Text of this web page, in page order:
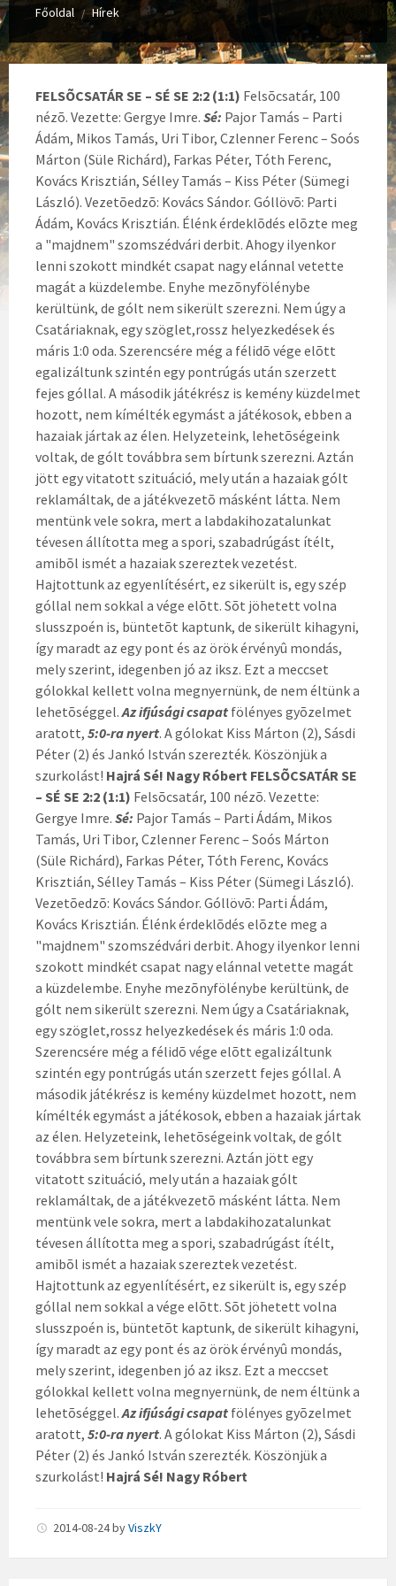
Főoldal / Hírek
FELSÕCSATÁR SE – SÉ SE 2:2 (1:1) Felsõcsatár, 100
nézõ. Vezette: Gergye Imre. Sé: Pajor Tamás – Parti
Ádám, Mikos Tamás, Uri Tibor, Czlenner Ferenc – Soós
Márton (Süle Richárd), Farkas Péter, Tóth Ferenc,
Kovács Krisztián, Sélley Tamás – Kiss Péter (Sümegi
László). Vezetõedzõ: Kovács Sándor. Góllövõ: Parti
Ádám, Kovács Krisztián. Élénk érdeklõdés elõzte meg
a "majdnem" szomszédvári derbit. Ahogy ilyenkor
lenni szokott mindkét csapat nagy elánnal vetette
magát a küzdelembe. Enyhe mezõnyfölénybe
kerültünk, de gólt nem sikerült szerezni. Nem úgy a
Csatáriaknak, egy szöglet,rossz helyezkedések és
máris 1:0 oda. Szerencsére még a félidõ vége elõtt
egalizáltunk szintén egy pontrúgás után szerzett
fejes góllal. A második játékrész is kemény küzdelmet
hozott, nem kímélték egymást a játékosok, ebben a
hazaiak jártak az élen. Helyzeteink, lehetõségeink
voltak, de gólt továbbra sem bírtunk szerezni. Aztán
jött egy vitatott szituáció, mely után a hazaiak gólt
reklamáltak, de a játékvezetõ másként látta. Nem
mentünk vele sokra, mert a labdakihozatalunkat
tévesen állította meg a spori, szabadrúgást ítélt,
amibõl ismét a hazaiak szereztek vezetést.
Hajtottunk az egyenlítésért, ez sikerült is, egy szép
góllal nem sokkal a vége elõtt. Sõt jöhetett volna
slusszpoén is, büntetõt kaptunk, de sikerült kihagyni,
így maradt az egy pont és az örök érvényû mondás,
mely szerint, idegenben jó az iksz. Ezt a meccset
gólokkal kellett volna megnyernünk, de nem éltünk a
lehetõséggel.Az ifjúsági csapat fölényes gyõzelmet
aratott, 5:0-ra nyert. A gólokat Kiss Márton (2), Sásdi
Péter (2) és Jankó István szerezték. Köszönjük a
szurkolást! Hajrá Sé! Nagy Róbert FELSÕCSATÁR SE
– SÉ SE 2:2 (1:1) Felsõcsatár, 100 nézõ. Vezette:
Gergye Imre. Sé: Pajor Tamás – Parti Ádám, Mikos
Tamás, Uri Tibor, Czlenner Ferenc – Soós Márton
(Süle Richárd), Farkas Péter, Tóth Ferenc, Kovács
Krisztián, Sélley Tamás – Kiss Péter (Sümegi László).
Vezetõedzõ: Kovács Sándor. Góllövõ: Parti Ádám,
Kovács Krisztián. Élénk érdeklõdés elõzte meg a
"majdnem" szomszédvári derbit. Ahogy ilyenkor lenni
szokott mindkét csapat nagy elánnal vetette magát
a küzdelembe. Enyhe mezõnyfölénybe kerültünk, de
gólt nem sikerült szerezni. Nem úgy a Csatáriaknak,
egy szöglet,rossz helyezkedések és máris 1:0 oda.
Szerencsére még a félidõ vége elõtt egalizáltunk
szintén egy pontrúgás után szerzett fejes góllal. A
második játékrész is kemény küzdelmet hozott, nem
kímélték egymást a játékosok, ebben a hazaiak jártak
az élen. Helyzeteink, lehetõségeink voltak, de gólt
továbbra sem bírtunk szerezni. Aztán jött egy
vitatott szituáció, mely után a hazaiak gólt
reklamáltak, de a játékvezetõ másként látta. Nem
mentünk vele sokra, mert a labdakihozatalunkat
tévesen állította meg a spori, szabadrúgást ítélt,
amibõl ismét a hazaiak szereztek vezetést.
Hajtottunk az egyenlítésért, ez sikerült is, egy szép
góllal nem sokkal a vége elõtt. Sõt jöhetett volna
slusszpoén is, büntetõt kaptunk, de sikerült kihagyni,
így maradt az egy pont és az örök érvényû mondás,
mely szerint, idegenben jó az iksz. Ezt a meccset
gólokkal kellett volna megnyernünk, de nem éltünk a
lehetõséggel.Az ifjúsági csapat fölényes gyõzelmet
aratott, 5:0-ra nyert. A gólokat Kiss Márton (2), Sásdi
Péter (2) és Jankó István szerezték. Köszönjük a
szurkolást! Hajrá Sé! Nagy Róbert
2014-08-24byViszkY